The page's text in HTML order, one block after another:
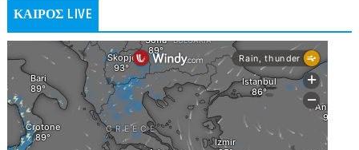
ΚΑΙΡΟΣ LIVE